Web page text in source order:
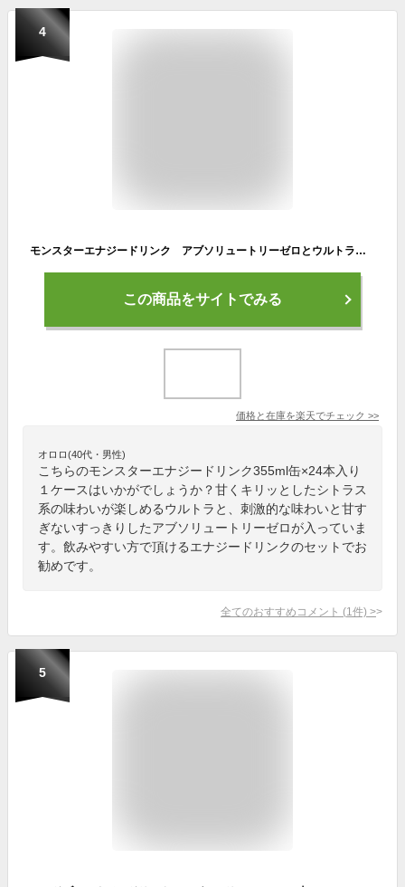
4
モンスターエナジードリンク アブソリュートリーゼロとウルトラ ハーフ＆ハーフ 355ml缶×24本入り 1ケース
この商品をサイトでみる
価格と在庫を楽天でチェック >>
オロロ(40代・男性)
こちらのモンスターエナジードリンク355ml缶×24本入り
１ケースはいかがでしょうか？甘くキリッとしたシトラス
系の味わいが楽しめるウルトラと、刺激的な味わいと甘す
ぎないすっきりしたアブソリュートリーゼロが入っていま
す。飲みやすい方で頂けるエナジードリンクのセットでお
勧めです。
全てのおすすめコメント (1 件) >
5